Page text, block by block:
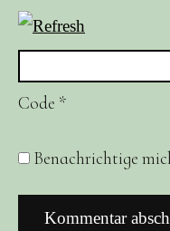
Code *
Benachrichtige